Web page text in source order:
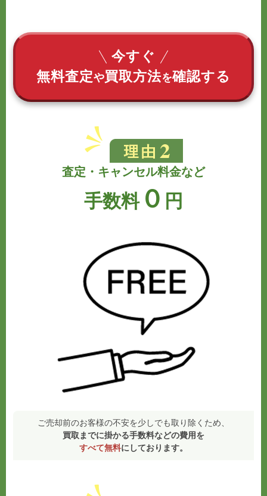
今すぐ
無料査定や買取方法を確認する
査定・キャンセル料金など
手数料０ 円
ご売却前のお客様の不安を少しでも取り除くため、
買取までに掛かる手数料などの費用を
すべて無料にしております。